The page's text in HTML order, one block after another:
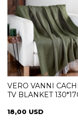
VERO VANNI
TV BLANKET
18,00 USD